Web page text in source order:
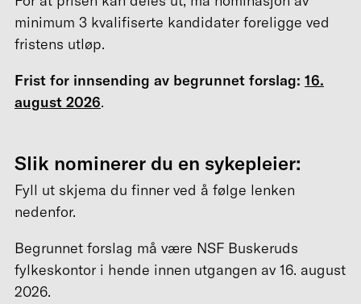
minimum 3 kvalifiserte kandidater foreligge ved
fristens utløp.
Frist for innsending av begrunnet forslag: 16.
august 2026.
Slik nominerer du en sykepleier:
Fyll ut skjema du finner ved å følge lenken
nedenfor.
Begrunnet forslag må være NSF Buskeruds
fylkeskontor i hende innen utgangen av 16. august
2026.